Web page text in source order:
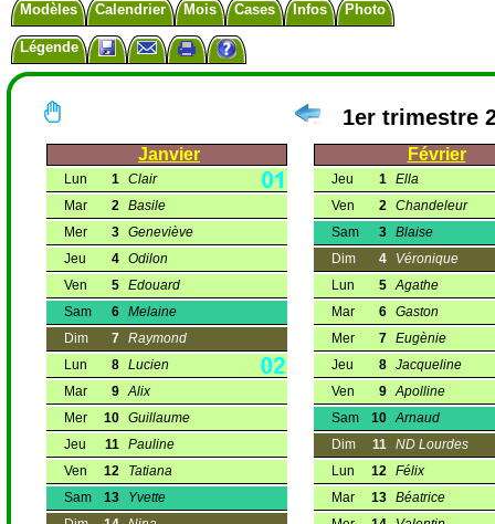
Modèles Calendrier Mois Cases Infos Photo
Légende
1er trimestre
Janvier
Lun 1 Clair
Mar
2 Basile
Mer
3 Geneviève
Jeu
4 Odilon
Ven
5 Edouard
Sam
6 Melaine
Dim
7 Raymond
Lun
8 Lucien
Mar
9 Alix
Mer
10 Guillaume
Jeu
11 Pauline
Ven
12
Tatiana
Sam
13
Yvette
Février
Jeu 1 Ella
Ven
2 Chandeleur
Sam
3 Blaise
Dim
4
Véronique
Lun
5 Agathe
Mar
6 Gaston
Mer
7 Eugènie
Jeu
8 Jacqueline
Ven
9 Apolline
Sam
10 Arnaud
Dim
11 ND Lourdes
Lun
12 Félix
Mar
13 Béatrice